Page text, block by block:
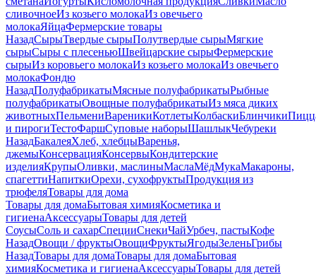
сливочноеИз козьего молокаИз овечьего
молокаЯйцаФермерские товары
НазадСырыТвердые сырыПолутвердые сырыМягкие
сырыСыры c плесеньюШвейцарские сырыФермерские
сырыИз коровьего молокаИз козьего молокаИз овечьего
молокаФондю
НазадПолуфабрикатыМясные полуфабрикатыРыбные
полуфабрикатыОвощные полуфабрикатыИз мяса диких
животныхПельмениВареникиКотлетыКолбаскиБлинчики
и пирогиТестоФаршСуповые наборыШашлыкЧебуреки
НазадБакалеяХлеб, хлебцыВаренья,
джемыКонсервацияКонсервыКондитерские
изделияКрупыОливки, маслиныМаслаМёдМукаМакароны,
спагеттиНапиткиОрехи, сухофруктыПродукция из
трюфеляТовары для дома
Товары для домаБытовая химияКосметика и
гигиенаАксессуарыТовары для детей
СоусыСоль и сахарСпецииСнекиЧайУрбеч, пастыКофе
НазадОвощи / фруктыОвощиФруктыЯгодыЗеленьГрибы
НазадТовары для домаТовары для домаБытовая
химияКосметика и гигиенаАксессуарыТовары для детей